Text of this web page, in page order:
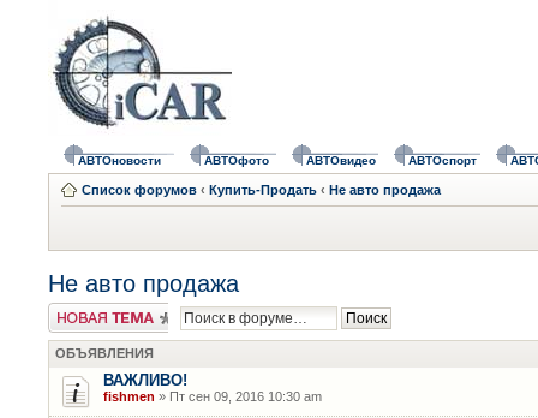
АВТОновости АВТОфото АВТОвидео АВТОспорт
Список форумов ‹ Купить-Продать ‹ Не авто продажа
Не авто продажа
Новая тема
ОБЪЯВЛЕНИЯ
ВАЖЛИВО!
fishmen » Пт сен 09, 2016 10:30 am